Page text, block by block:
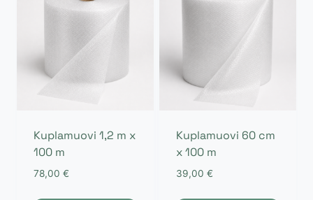
Kuplamuovi 1,2 m x
100 m
78,00 €
Kuplamuovi 60 cm
x 100 m
39,00 €